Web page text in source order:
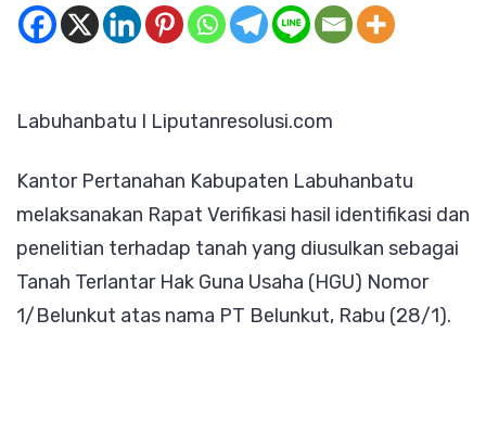
Tanah
HGU
PT
Labuhanbatu I Liputanresolusi.com
Kantor Pertanahan Kabupaten Labuhanbatu
melaksanakan Rapat Verifikasi hasil identifikasi dan
penelitian terhadap tanah yang diusulkan sebagai
Tanah Terlantar Hak Guna Usaha (HGU) Nomor
1/Belunkut atas nama PT Belunkut, Rabu (28/1).